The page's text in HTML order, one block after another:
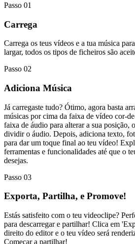
Passo 01
Carrega
Carrega os teus vídeos e a tua música
largar, todos os tipos de ficheiros são
Passo 02
Adiciona Música
Já carregaste tudo? Ótimo, agora basta
músicas por cima da faixa de vídeo cor-
faixa de áudio para alterar a sua posição,
dividir o áudio. Depois, adiciona texto,
para dar um toque final ao teu vídeo!
ferramentas e funcionalidades até que o
desejas.
Passo 03
Exporta, Partilha, e Promove!
Estás satisfeito com o teu videoclipe?
para descarregar e partilhar! Clica em
direito do editor e o teu vídeo será
Começar a partilhar!